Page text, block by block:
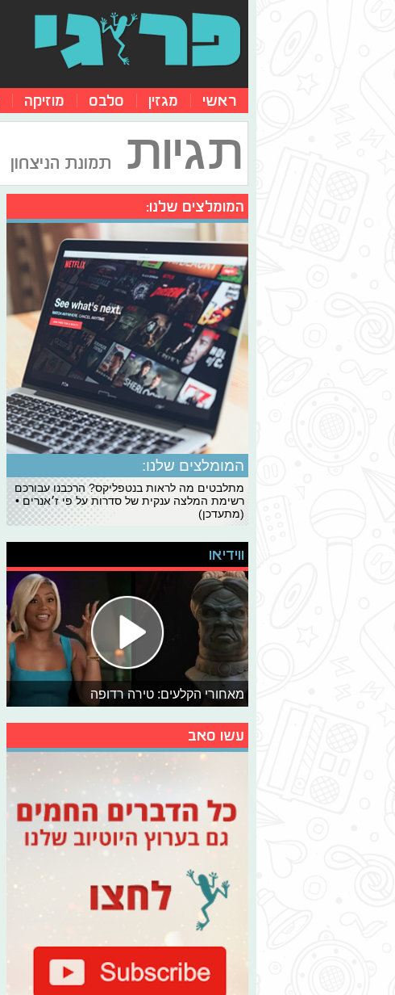
ראשי מגזין סלבס מוזיקה
תגיות תמונת הניצחון
המומלצים שלנו:
המומלצים שלנו:
מתלבטים מה לראות בנטפליקס? הרכבנו עבורכם
רשימת המלצה ענקית של סדרות על פי ז׳אנרים •
(מתעדכן)
ווידיאו
מאחורי הקלעים: טירה רדופה
עשו סאב